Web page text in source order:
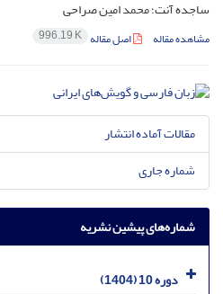
ساجده آنت؛ محمد امین صراحی
مشاهده مقاله اصل مقاله 996.19 K
مقالات آماده انتشار
شماره جاری
شماره‌های پیشین نشریه
دوره 10 (1404)